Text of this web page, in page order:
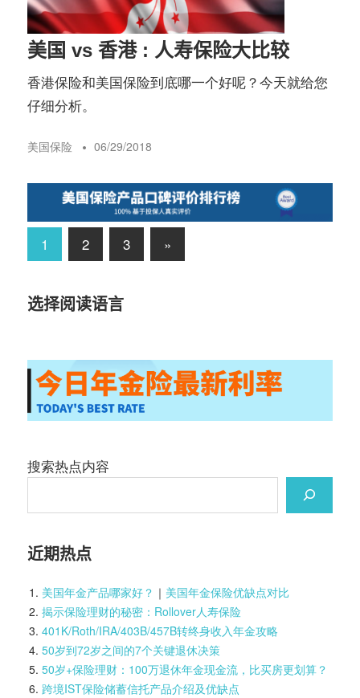
美国 vs 香港 : 人寿保险大比较
香港保险和美国保险到底哪一个好呢？今天就给您
仔细分析。
美国保险 06/29/2018
文
导
1 2 3
Next
Posts
»
选择阅读语言
搜索热点内容
近期热点
美国年金产品哪家好？ ｜ 美国年金保险优缺点对比
揭示保险理财的秘密：Rollover人寿保险
401K/Roth/IRA/403B/457B转终身收入年金攻略
50岁到72岁之间的7个关键退休决策
50岁+保险理财：100万退休年金现金流，比买房更划算？
跨境IST保险储蓄信托产品介绍及优缺点